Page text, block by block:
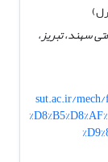
سهند، تبریز،
sut.ac.ir/mech/